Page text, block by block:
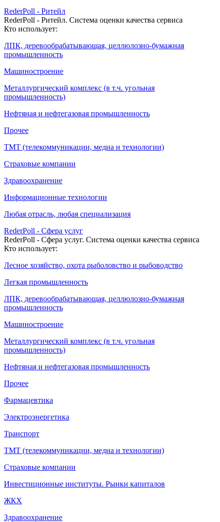
RederPoll - Ритейл
RederPoll - Ритейл. Система оценки качества сервиса
Кто использует:
ЛПК, деревообрабатывающая, целлюлозно-бумажная
промышленность
Машиностроение
Металлургический комплекс (в т.ч. угольная
промышленность)
Нефтяная и нефтегазовая промышленность
Прочее
ТМТ (телекоммуникации, медиа и технологии)
Страховые компании
Здравоохранение
Информационные технологии
Любая отрасль, любая специализация
RederPoll - Сфера услуг
RederPoll - Сфера услуг. Система оценки качества сервиса
Кто использует:
Лесное хозяйство, охота рыболовство и рыбоводство
Легкая промышленность
ЛПК, деревообрабатывающая, целлюлозно-бумажная
промышленность
Машиностроение
Металлургический комплекс (в т.ч. угольная
промышленность)
Нефтяная и нефтегазовая промышленность
Прочее
Фармацевтика
Электроэнергетика
Транспорт
ТМТ (телекоммуникации, медиа и технологии)
Страховые компании
Инвестиционные институты. Рынки капиталов
ЖКХ
Здравоохранение